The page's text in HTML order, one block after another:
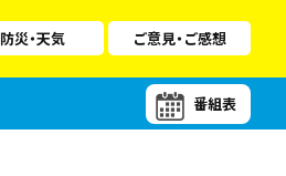
防災・天気 ご意見・ご感想
番組表